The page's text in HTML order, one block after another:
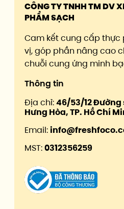
CÔNG TY TNHH TM DV
PHẨM SẠCH
Cam kết cung cấp thực
vị, góp phần nâng cao
chuỗi cung ứng minh
Thông tin
Địa chỉ:46/53/12 Đường
Hưng Hòa, TP. Hồ Chí
Email:
MST:0312356259